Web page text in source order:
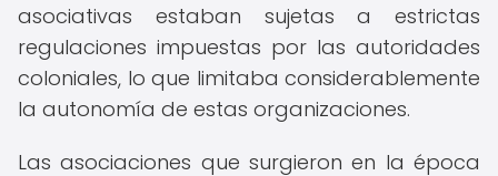
asociativas estaban sujetas a estrictas
regulaciones impuestas por las autoridades
coloniales, lo que limitaba considerablemente
la autonomía de estas organizaciones.
Las asociaciones que surgieron en la época